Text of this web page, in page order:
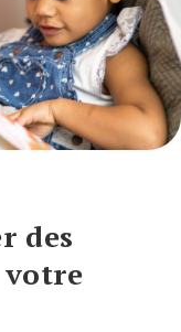
des
votre